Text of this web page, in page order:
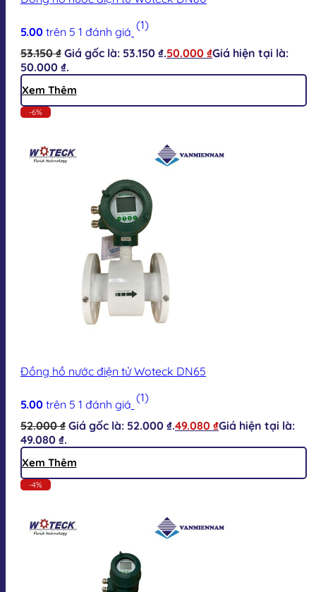
5.00 trên 5 1 đánh giá (1)
53.150₫ Giá gốc là: 53.150 ₫.50.000 ₫Giá hiện tại là:
50.000 ₫.
Xem Thêm
-6%
Đồng hồ nước điện tử Woteck DN65
5.00 trên 5 1 đánh giá (1)
52.000₫ Giá gốc là: 52.000 ₫.49.080 ₫Giá hiện tại là:
49.080 ₫.
Xem Thêm
-4%